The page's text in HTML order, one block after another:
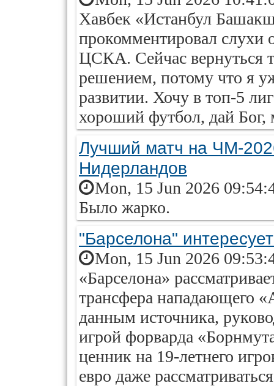
Хавбек «Истанбул
прокомментировал слухи
ЦСКА. Сейчас вернуться
решением, потому что я
развитии. Хочу в топ-5
хороший футбол, дай Бог,
Лучший матч на ЧМ-
Нидерландов
Mon, 15 Jun 2026
Было жарко.
"Барселона"
Mon, 15 Jun 2026
«Барселона»
трансфера нападающего
данным источника,
игрой форварда
ценник на 19-летнего
евро даже